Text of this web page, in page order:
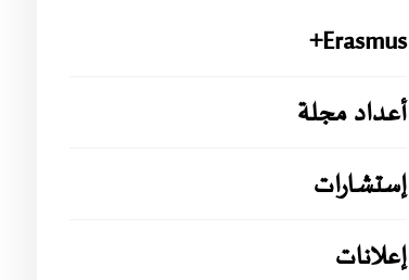
Erasmus+
أعداد مجلة
إستشارات
إعلانات